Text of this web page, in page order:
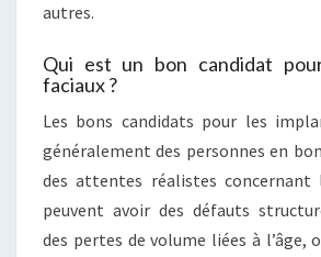
autres.
Qui est un bon candidat
faciaux ?
Les bons candidats pour les
généralement des personnes en
des attentes réalistes concernant
peuvent avoir des défauts
des pertes de volume liées à l’âge,